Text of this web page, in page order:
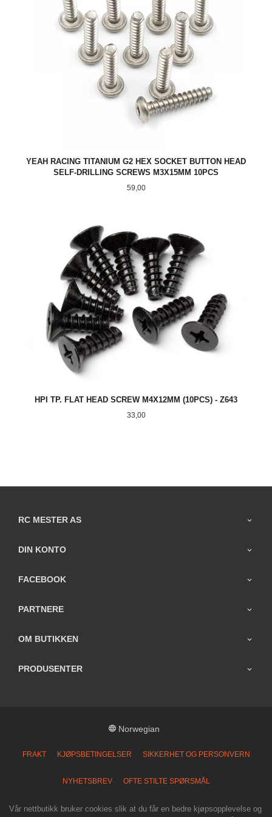
YEAH RACING TITANIUM G2 HEX SOCKET BUTTON HEAD
SELF-DRILLING SCREWS M3X15MM 10PCS
Pris
59,00
HPI TP. FLAT HEAD SCREW M4X12MM (10PCS) - Z643
Pris
33,00
RC MESTER AS
DIN KONTO
FACEBOOK
PARTNERE
OM BUTIKKEN
PRODUSENTER
Norwegian
FRAKT KJØPSBETINGELSER SIKKERHET OG PERSONVERN
NYHETSBREV OFTE STILTE SPØRSMÅL
Vår nettbutikk bruker cookies slik at du får en bedre kjøpsopplevelse og